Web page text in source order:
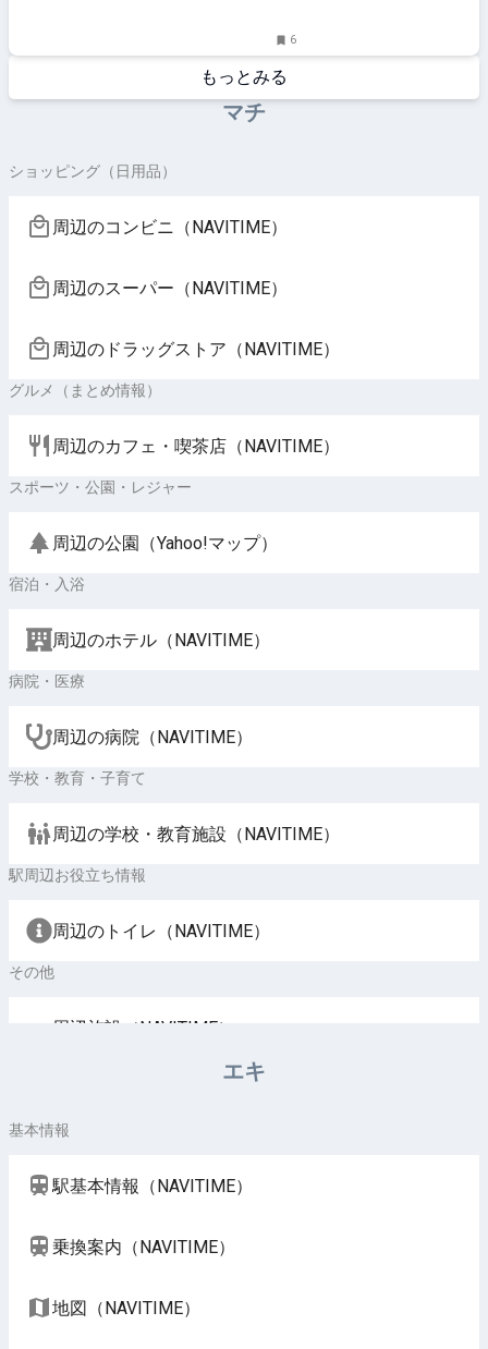
6
もっとみる
マチ
ショッピング（日用品）
周辺のコンビニ（NAVITIME）
周辺のスーパー（NAVITIME）
周辺のドラッグストア（NAVITIME）
グルメ（まとめ情報）
周辺のカフェ・喫茶店（NAVITIME）
スポーツ・公園・レジャー
周辺の公園（Yahoo!マップ）
宿泊・入浴
周辺のホテル（NAVITIME）
病院・医療
周辺の病院（NAVITIME）
学校・教育・子育て
周辺の学校・教育施設（NAVITIME）
駅周辺お役立ち情報
周辺のトイレ（NAVITIME）
その他
周辺施設（NAVITIME）
エキ
基本情報
駅基本情報（NAVITIME）
乗換案内（NAVITIME）
地図（NAVITIME）